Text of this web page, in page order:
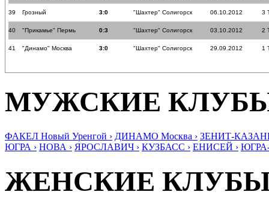
39 Грозный 3:0 "Шахтер" Солигорск 06.10.2012 3
40 "Прикамье" Пермь 0:3 "Шахтер" Солигорск 03.10.2012 2
41 "Динамо" Москва 3:0 "Шахтер" Солигорск 29.09.2012 1
МУЖСКИЕ
ФАКЕЛ Новый Уренгой › ДИНАМО Москва › ЗЕНИТ-
ЮГРА › НОВА › ЯРОСЛАВИЧ › КУЗБАСС › ЕНИСЕЙ ›
ЖЕНСКИЕ